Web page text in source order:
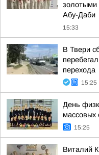
золотыми
Абу-Даби
15:33
В Твери
перехода
15:25
День
массовых
15:25
Виталий